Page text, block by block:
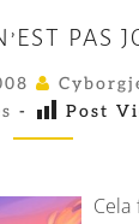
L
A
N
E
N
PAS
- Post